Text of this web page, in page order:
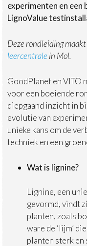
experimenten en een
LignoValue
Deze rondleiding
leercentrale in Mol.
GoodPlanet en VITO
voor een boeiende
diepgaand inzicht in
evolutie van
unieke kans om de
techniek en een
Wat is lignine?
Lignine, een
gevormd, vindt
planten, zoals
ware de ‘lijm’
planten sterk en